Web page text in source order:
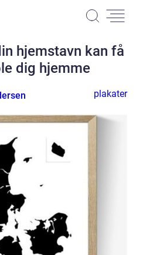
hjemstavn kan få
dig hjemme
plakater